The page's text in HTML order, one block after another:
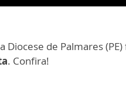
Diocese de Palmares
. Confira!